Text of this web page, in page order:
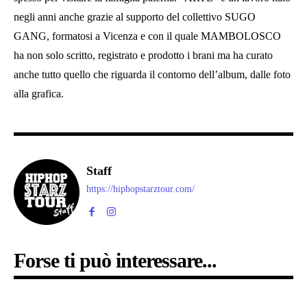
negli anni anche grazie al supporto del collettivo SUGO
GANG, formatosi a Vicenza e con il quale MAMBOLOSCO
ha non solo scritto, registrato e prodotto i brani ma ha curato
anche tutto quello che riguarda il contorno dell’album, dalle foto
alla grafica.
Staff
https://hiphopstarztour.com/
Forse ti può interessare...